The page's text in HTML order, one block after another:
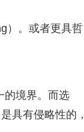
）。或者更具哲
的境界。而选
具有侵略性的，